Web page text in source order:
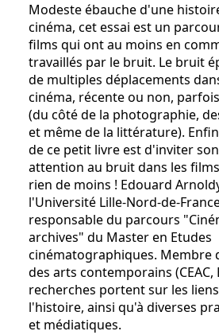
Modeste ébauche d'une
cinéma, cet essai est un
films qui ont au moins en
travaillés par le bruit. Le bruit
de multiples déplacements
cinéma, récente ou non,
(du côté de la photographie,
et même de la littérature).
de ce petit livre est d'inviter
attention au bruit dans les
rien de moins ! Edouard
l'Université Lille-Nord-de-
responsable du parcours
archives" du Master en Etudes
cinématographiques. Membre
des arts contemporains (CEAC,
recherches portent sur les
l'histoire, ainsi qu'à diverses
et médiatiques.